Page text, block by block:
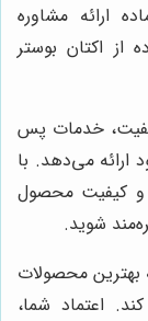
ارائه مشاوره
اکتان بوستر
خدمات پس
ارائه می‌دهد. با
و کیفیت محصول
شوید.
بهترین محصولات
اعتماد شما،